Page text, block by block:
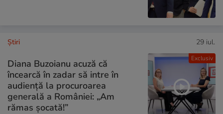
Exclusiv
Ştiri 29 iul.
Diana Buzoianu acuză că
încearcă în zadar să intre în
audiență la procuroarea
generală a României: „Am
rămas șocată!”